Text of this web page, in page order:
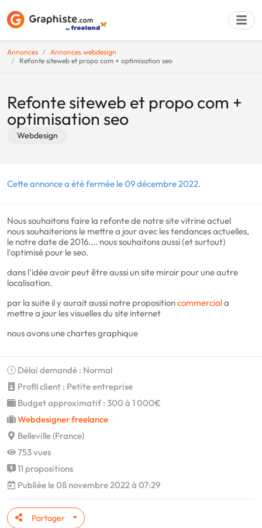
Annonces
Annonces webdesign
Refonte siteweb et propo com + optimisation seo
Refonte siteweb et propo com +
optimisation seo
Webdesign
Cette annonce a été fermée le 09 décembre 2022.
Nous souhaitons faire la refonte de notre site vitrine actuel
nous souhaiterions le mettre a jour avec les tendances actuelles,
le notre date de 2016.... nous souhaitons aussi (et surtout)
l'optimisé pour le seo.
dans l'idée avoir peut être aussi un site miroir pour une autre
localisation.
par la suite il y aurait aussi notre propositioncommerciala
mettre a jour les visuelles du site internet
nous avons une chartes graphique
Délai demandé : Normal
Profil client : Petite entreprise
Budget approximatif : 300 à 1 000€
Webdesigner freelance
Belleville (France)
753 vues
11 propositions
Publiée le 08 novembre 2022 à 07:29
Partager